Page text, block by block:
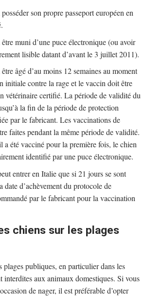
son propre passeport européen en
muni d’une puce électronique (ou avoir
lisible datant d’avant le 3 juillet 2011).
âgé d’au moins 12 semaines au moment
initiale contre la rage et le vaccin doit être
vétérinaire certifié. La période de validité du
la fin de la période de protection
par le fabricant. Les vaccinations de
faites pendant la même période de validité.
a été vacciné pour la première fois, le chien
identifié par une puce électronique.
entrer en Italie que si 21 jours se sont
date d’achèvement du protocole de
par le fabricant pour la vaccination
chiens sur les plages
publiques, en particulier dans les
interdites aux animaux domestiques. Si vous
de nager, il est préférable d’opter